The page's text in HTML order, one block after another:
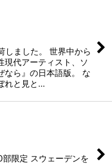
ました。 世界中から
現代アーティスト、ソ
なら』の日本語版。 な
れと見と…
限定 スウェーデンを